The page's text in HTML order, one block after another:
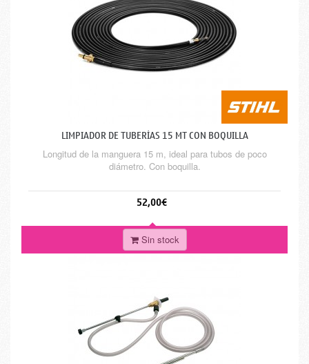
LIMPIADOR DE TUBERÍAS 15 MT CON BOQUILLA
Longitud de la manguera 15 m, ideal para tubos de poco
diámetro. Con boquilla.
52,00€
Sin stock